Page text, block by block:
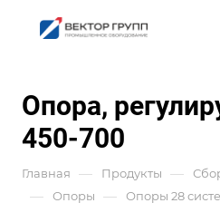
Опора,
450-700
Главная — Продукты —
— Опоры — Опоры 28